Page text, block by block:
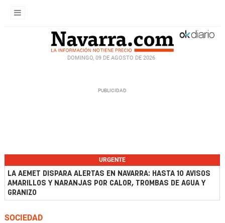
DOMINGO, 09 DE AGOSTO DE 2026
URGENTE
LA AEMET DISPARA ALERTAS EN NAVARRA: HASTA 10 AVISOS
AMARILLOS Y NARANJAS POR CALOR, TROMBAS DE AGUA Y
GRANIZO
SOCIEDAD